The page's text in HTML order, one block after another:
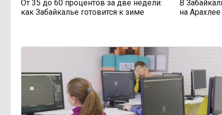
«Чистый воздух»
08:15, Вчера
Депутат Госдумы
объяснил «неполноценность»
женщин библейским сюжетом
От 35 до 60 процентов за две недели:
как Забайкалье готовится к зиме
В
на